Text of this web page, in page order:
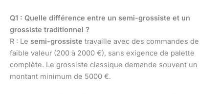
Q1 : Quelle différence entre un semi-grossiste et un
grossiste traditionnel ?
R : Le semi-grossiste travaille avec des commandes de
faible valeur (200 à 2000 €), sans exigence de palette
complète. Le grossiste classique demande souvent un
montant minimum de 5000 €.